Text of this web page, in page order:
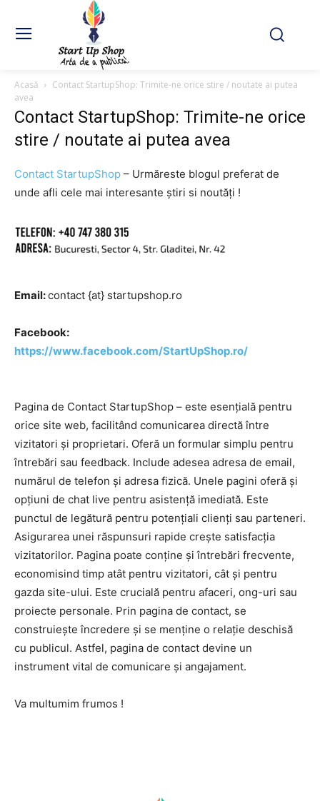
Acasă
Contact StartupShop: Trimite-ne orice stire / noutate ai putea
avea
Contact StartupShop: Trimite-ne orice
stire / noutate ai putea avea
Contact StartupShop – Urmăreste blogul preferat de
unde afli cele mai interesante știri si noutăți !
Email:contact {at} startupshop.ro
Facebook:
https://www.facebook.com/StartUpShop.ro/
Pagina de Contact StartupShop – este esențială pentru
orice site web, facilitând comunicarea directă între
vizitatori și proprietari. Oferă un formular simplu pentru
întrebări sau feedback. Include adesea adresa de email,
numărul de telefon și adresa fizică. Unele pagini oferă și
opțiuni de chat live pentru asistență imediată. Este
punctul de legătură pentru potențiali clienți sau parteneri.
Asigurarea unei răspunsuri rapide crește satisfacția
vizitatorilor. Pagina poate conține și întrebări frecvente,
economisind timp atât pentru vizitatori, cât și pentru
gazda site-ului. Este crucială pentru afaceri, ong-uri sau
proiecte personale. Prin pagina de contact, se
construiește încredere și se menține o relație deschisă
cu publicul. Astfel, pagina de contact devine un
instrument vital de comunicare și angajament.
Va multumim frumos !